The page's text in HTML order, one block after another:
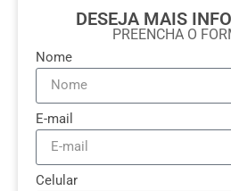
DESEJA MAIS
PREENCHA O
Nome
E-mail
Celular